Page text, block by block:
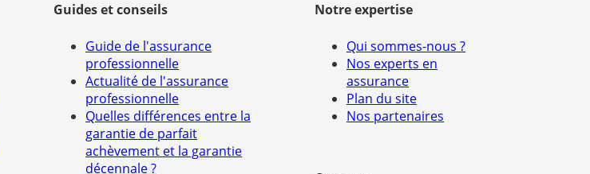
Guides et conseils
Guide de l'assurance
professionnelle
Actualité de l'assurance
professionnelle
Quelles différences entre la
garantie de parfait
achèvement et la garantie
décennale ?
Notre expertise
Qui sommes-nous ?
Nos experts en
assurance
Plan du site
Nos partenaires